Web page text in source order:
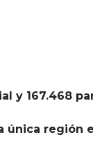
y 167.468